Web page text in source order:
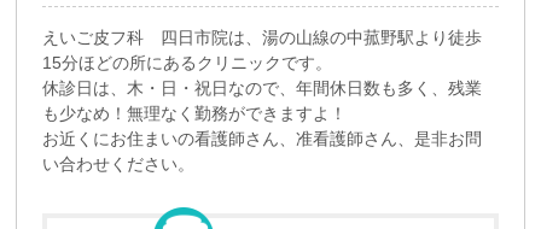
えいご皮フ科 四日市院は、湯の山線の中菰野駅より徒歩
15分ほどの所にあるクリニックです。
休診日は、木・日・祝日なので、年間休日数も多く、残業
も少なめ！無理なく勤務ができますよ！
お近くにお住まいの看護師さん、准看護師さん、是非お問
い合わせください。